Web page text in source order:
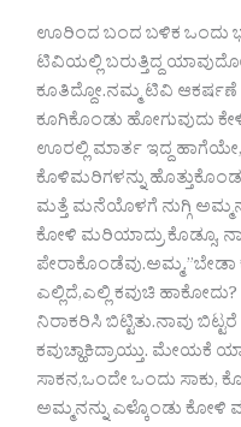
ಊರಿಂದ ಬಂದ ಬಳಿಕ ಒಂದು
ಟಿವಿಯಲ್ಲಿ ಬರುತ್ತಿದ್ದ
ಕೂತಿದ್ದೋ.ನಮ್ಮ ಟಿವಿ ಆಕರ್ಷಣೆ
ಕೂಗಿಕೊಂಡು ಹೋಗುವುದು
ಊರಲ್ಲಿ ಮಾರ್ತ ಇದ್ದ
ಕೊಳಿಮರಿಗಳನ್ನು
ಮತ್ತೆ ಮನೆಯೊಳಗೆ ನುಗ್ಗಿ
ಕೋಳಿ ಮರಿಯಾದ್ರು ಕೊಡ್ಸೂ,
ಎಲ್ಲಿದೆ,ಎಲ್ಲಿ ಕವುಚಿ
ನಿರಾಕರಿಸಿ ಬಿಟ್ಟಿತು.ನಾವು
ಕವುಚ್ಹಾಕಿದ್ರಾಯ್ತು. ಮೇಯಕೆ
ಸಾಕನ,ಒಂದೇ ಒಂದು ಸಾಕು,
ಅಮ್ಮನನ್ನು ಎಳ್ಕೊಂಡು